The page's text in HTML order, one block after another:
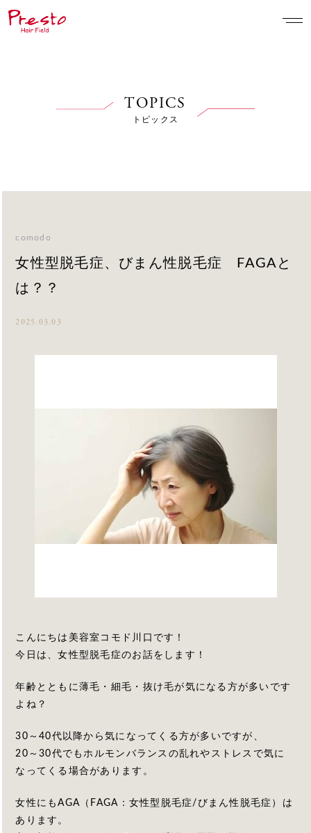
TOPICS
トピックス
comodo
女性型脱毛症、びまん性脱毛症 FAGAと
は？？
2025.03.03
こんにちは美容室コモド川口です！
今日は、女性型脱毛症のお話をします！
年齢とともに薄毛・細毛・抜け毛が気になる方が多いです
よね？
30～40代以降から気になってくる方が多いですが、
20～30代でもホルモンバランスの乱れやストレスで気に
なってくる場合があります。
女性にもAGA（FAGA：女性型脱毛症/びまん性脱毛症）は
あります。